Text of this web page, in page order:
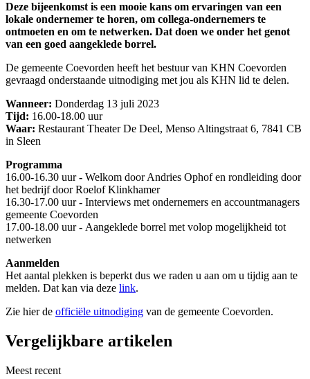
Deze bijeenkomst is een mooie kans om ervaringen van een
lokale ondernemer te horen, om collega-ondernemers te
ontmoeten en om te netwerken. Dat doen we onder het genot
van een goed aangeklede borrel.
De gemeente Coevorden heeft het bestuur van KHN Coevorden
gevraagd onderstaande uitnodiging met jou als KHN lid te delen.
Wanneer: Donderdag 13 juli 2023
Tijd: 16.00-18.00 uur
Waar: Restaurant Theater De Deel, Menso Altingstraat 6, 7841 CB
in Sleen
Programma
16.00-16.30 uur- Welkom door Andries Ophof en rondleiding door
het bedrijf door Roelof Klinkhamer
16.30-17.00 uur- Interviews met ondernemers en accountmanagers
gemeente Coevorden
17.00-18.00 uur- Aangeklede borrel met volop mogelijkheid tot
netwerken
Aanmelden
Het aantal plekken is beperkt dus we raden u aan om u tijdig aan te
melden. Dat kan via deze link.
Zie hier de officiële uitnodiging van de gemeente Coevorden.
Vergelijkbare artikelen
Meest recent